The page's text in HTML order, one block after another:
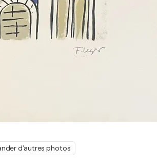
d'autres photos